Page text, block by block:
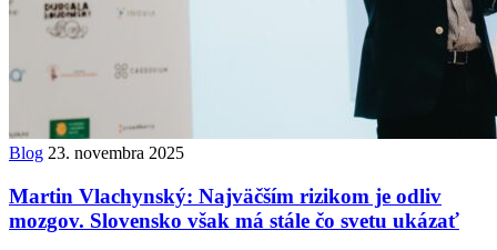
Blog 23. novembra 2025
Martin Vlachynský: Najväčším rizikom je odliv
mozgov. Slovensko však má stále čo svetu ukázať